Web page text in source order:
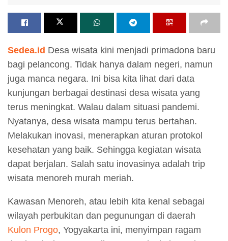
Sedea.id Desa wisata kini menjadi primadona baru
bagi pelancong. Tidak hanya dalam negeri, namun
juga manca negara. Ini bisa kita lihat dari data
kunjungan berbagai destinasi desa wisata yang
terus meningkat. Walau dalam situasi pandemi.
Nyatanya, desa wisata mampu terus bertahan.
Melakukan inovasi, menerapkan aturan protokol
kesehatan yang baik. Sehingga kegiatan wisata
dapat berjalan. Salah satu inovasinya adalah trip
wisata menoreh murah meriah.
Kawasan Menoreh, atau lebih kita kenal sebagai
wilayah perbukitan dan pegunungan di daerah
Kulon Progo, Yogyakarta ini, menyimpan ragam